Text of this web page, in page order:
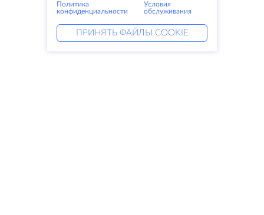
Политика
конфиденциальности
Условия
обслуживания
ПРИНЯТЬ ФАЙЛЫ COOKIE